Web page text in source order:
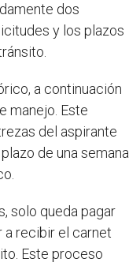
dos
y los plazos
a continuación
manejo. Este
del aspirante
de una semana
solo queda pagar
a recibir el carnet
Este proceso